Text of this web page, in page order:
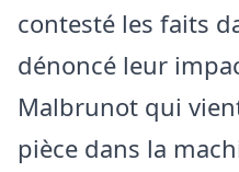
contesté les faits
dénoncé leur
Malbrunot qui
pièce dans la